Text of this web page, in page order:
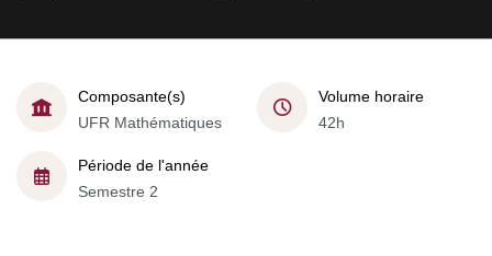
Composante(s)
UFR Mathématiques
Volume horaire
42h
Période de l'année
Semestre 2